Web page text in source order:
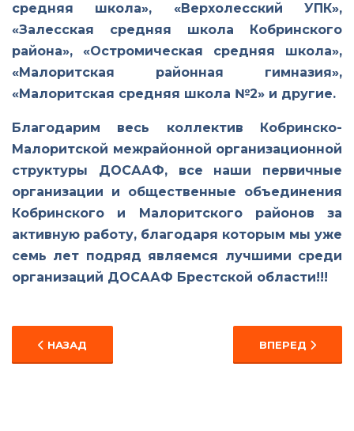
средняя школа», «Верхолесский УПК»,
«Залесская средняя школа Кобринского
района», «Остромическая средняя школа»,
«Малоритская районная гимназия»,
«Малоритская средняя школа №2» и другие.
Благодарим весь коллектив Кобринско-
Малоритской межрайонной организационной
структуры ДОСААФ, все наши первичные
организации и общественные объединения
Кобринского и Малоритского районов за
активную работу, благодаря которым мы уже
семь лет подряд являемся лучшими среди
организаций ДОСААФ Брестской области!!!
ПРЕДЫДУЩИЙ: 95-ЛЕТИЮ ДОСААФ ПОСВЯЩАЕТСЯ…
НАЗАД СЛЕДУЮЩИЙ:
ВПЕРЕД